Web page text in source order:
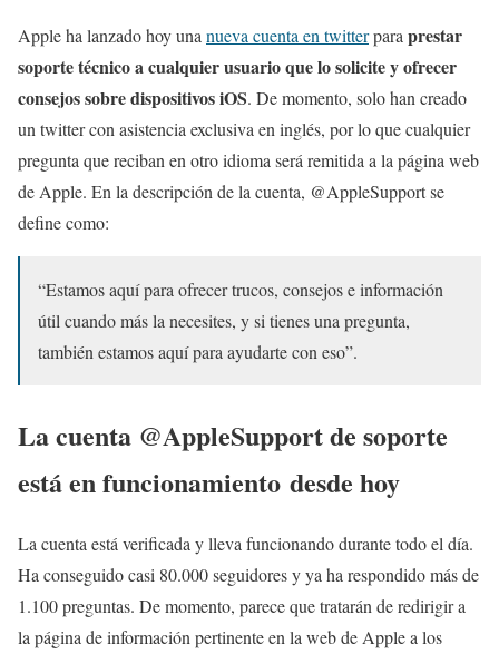
Apple ha lanzado hoy una nueva cuenta en twitterpara prestar
soporte técnico a cualquier usuario que lo solicite y ofrecer
consejos sobre dispositivos iOS. De momento, solo han creado
un twitter con asistencia exclusiva en inglés, por lo que cualquier
pregunta que reciban en otro idioma será remitida a la página web
de Apple. En la descripción de la cuenta, @AppleSupport se
define como:
“Estamos aquí para ofrecer trucos, consejos e información
útil cuando más la necesites, y si tienes una pregunta,
también estamos aquí para ayudarte con eso”.
La cuenta @AppleSupport de soporte
está en funcionamiento desde hoy
La cuenta está verificada y lleva funcionando durante todo el día.
Ha conseguido casi 80.000 seguidores y ya ha respondido más de
1.100 preguntas. De momento, parece que tratarán de redirigir a
la página de información pertinente en la web de Apple a los